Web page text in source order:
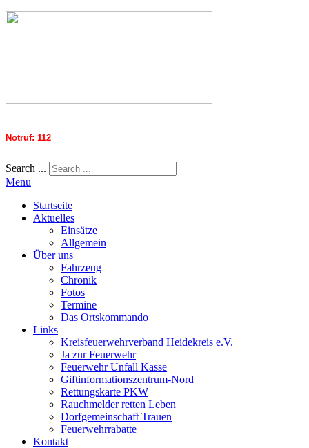
Notruf: 112
Search ...
Menu
Startseite
Aktuelles
Einsätze
Allgemein
Über uns
Fahrzeug
Chronik
Fotos
Termine
Das Ortskommando
Links
Kreisfeuerwehrverband Heidekreis e.V.
Ja zur Feuerwehr
Feuerwehr Unfall Kasse
Giftinformationszentrum-Nord
Rettungskarte PKW
Rauchmelder retten Leben
Dorfgemeinschaft Trauen
Feuerwehrrabatte
Kontakt